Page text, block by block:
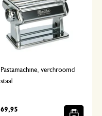
Pastamachine, verchroomd
staal
69,95